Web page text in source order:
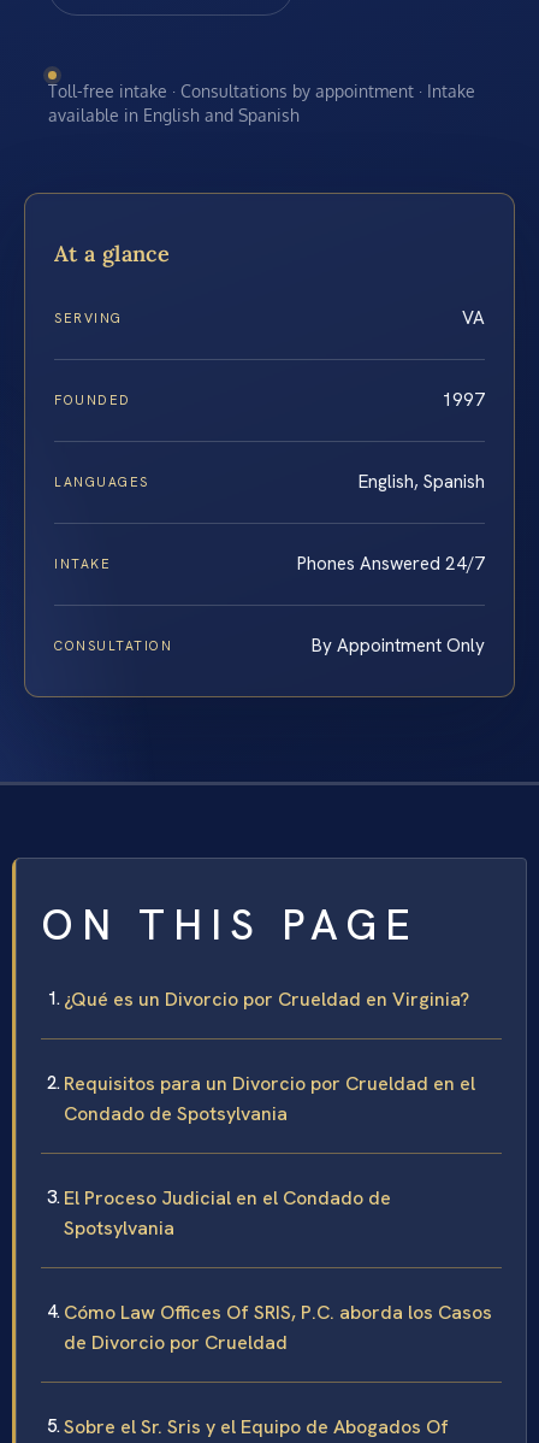
Toll-free intake · Consultations by appointment · Intake
available in English and Spanish
At a glance
SERVING VA
FOUNDED 1997
LANGUAGES English, Spanish
INTAKE Phones Answered 24/7
CONSULTATION By Appointment Only
ON THIS PAGE
¿Qué es un Divorcio por Crueldad en Virginia?
Requisitos para un Divorcio por Crueldad en el
Condado de Spotsylvania
El Proceso Judicial en el Condado de
Spotsylvania
Cómo Law Offices Of SRIS, P.C. aborda los Casos
de Divorcio por Crueldad
Sobre el Sr. Sris y el Equipo de Abogados Of